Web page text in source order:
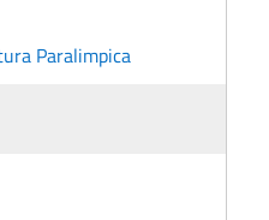
Paralimpica